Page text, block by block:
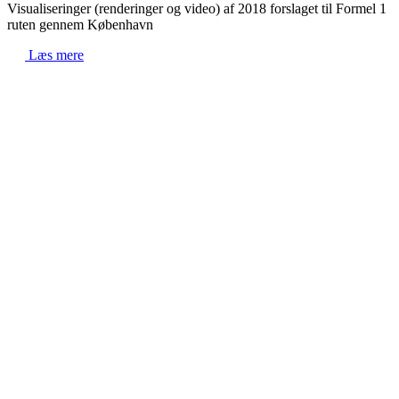
Visualiseringer (renderinger og video) af 2018 forslaget til Formel 1
ruten gennem København
Læs mere